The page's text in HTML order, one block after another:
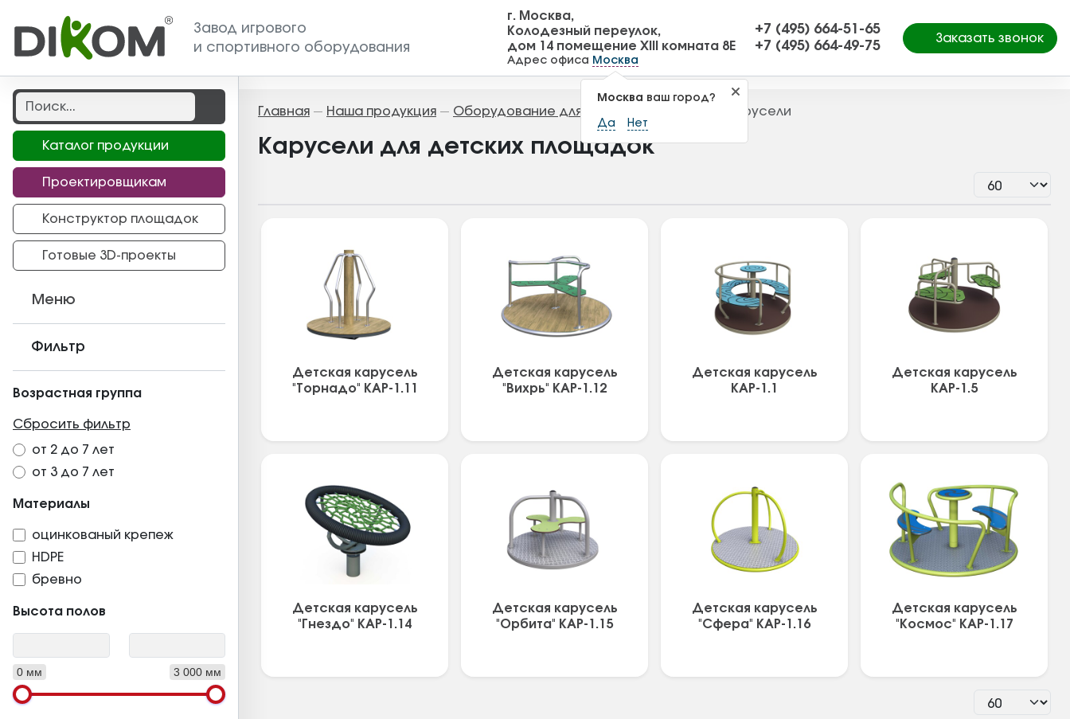
Завод игрового
и спортивного оборудования
г. Москва,
Колодезный переулок,
дом 14 помещение XIII комната 8Е
Адрес офиса Москва
Москва ваш город?
Да Нет
+7 (495) 664-51-65
+7 (495) 664-49-75
Заказать звонок
Каталог продукции
Проектировщикам
Конструктор площадок
Готовые 3D-проекты
Меню
Фильтр
Возрастная группа
Сбросить фильтр
от 2 до 7 лет
от 3 до 7 лет
Материалы
оцинкованый крепеж
HDPE
бревно
Высота полов
0 мм 3 000 мм
Главная — Наша продукция — Оборудование для детских площадок Карусели
Карусели для детских площадок
Детская карусель
"Торнадо" КАР-1.11
Детская карусель
"Вихрь" КАР-1.12
Детская карусель
КАР-1.1
Детская карусель
КАР-1.5
Детская карусель
"Гнездо" КАР-1.14
Детская карусель
"Орбита" КАР-1.15
Детская карусель
"Сфера" КАР-1.16
Детская карусель
"Космос" КАР-1.17